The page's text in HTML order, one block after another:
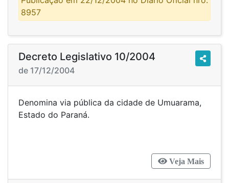
8957
Decreto Legislativo 10/2004
de 17/12/2004
Denomina via pública da cidade de Umuarama,
Estado do Paraná.
Veja Mais